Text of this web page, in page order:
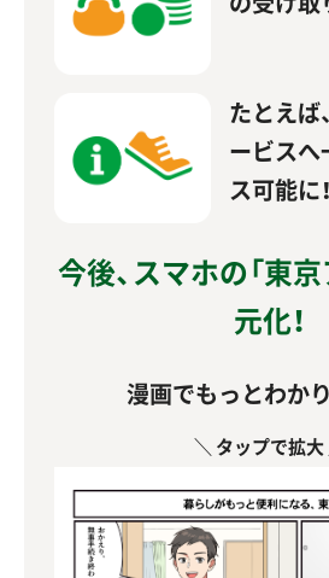
たとえば
ービスへ
ス可能に！
今後、スマホの「東
元化！
漫画でもっとわか
＼ タップで拡大